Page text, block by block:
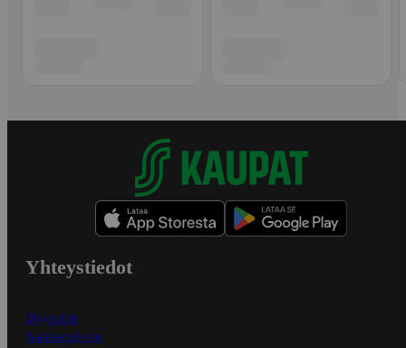
Yhteystiedot
Myymälät
Asiakaspalvelu